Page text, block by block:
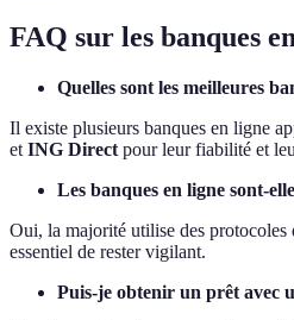
FAQ sur les banques
Quelles sont les meilleures
Il existe plusieurs banques en ligne
et ING Direct pour leur fiabilité et
Les banques en ligne sont-
Oui, la majorité utilise des protocoles
essentiel de rester vigilant.
Puis-je obtenir un prêt avec